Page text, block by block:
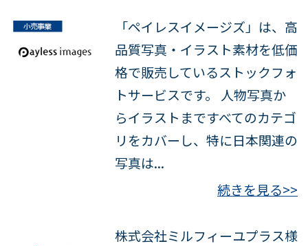
「ペイレスイメージズ」は、高
品質写真・イラスト素材を低価
格で販売しているストックフォ
トサービスです。 人物写真か
らイラストまですべてのカテゴ
リをカバーし、特に日本関連の
写真は...
続きを見る>>
株式会社ミルフィーユプラス様